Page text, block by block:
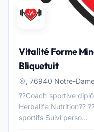
Vitalité Forme
Bliquetuit
, 76940 Notre-
??Coach sportive
Herbalife Nutrition?? ??Conseils nutritionnels et/ou
sportifs Suivi perso...